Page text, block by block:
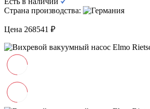
Страна производства:
Цена 268541 ₽